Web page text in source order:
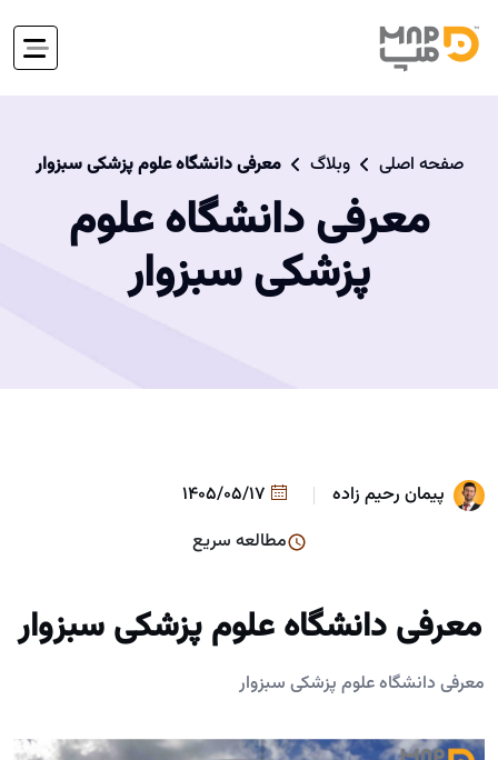
صفحه اصلی وبلاگ معرفی دانشگاه علوم پزشکی سبزوار
معرفی دانشگاه علوم
پزشکی سبزوار
پیمان رحیم زاده
مطالعه سریع
معرفی دانشگاه علوم پزشکی سبزوار
معرفی دانشگاه علوم پزشکی سبزوار